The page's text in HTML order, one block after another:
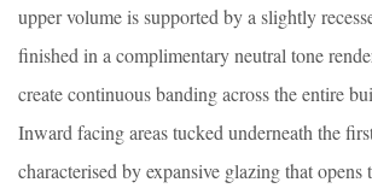
upper volume is supported by a slightly
finished in a complimentary neutral tone
create continuous banding across the entire
Inward facing areas tucked underneath the
characterised by expansive glazing that